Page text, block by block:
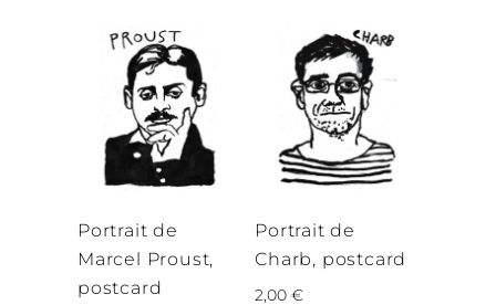
Portrait de
Marcel Proust,
postcard
Portrait de
Charb, postcard
2,00€